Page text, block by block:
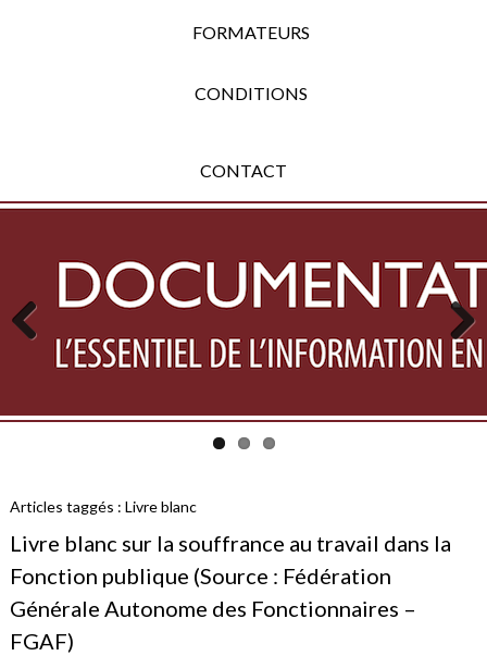
FORMATEURS
CONDITIONS
CONTACT
Previous Next
Articles taggés : Livre blanc
Livre blanc sur la souffrance au travail dans la
Fonction publique (Source : Fédération
Générale Autonome des Fonctionnaires –
FGAF)